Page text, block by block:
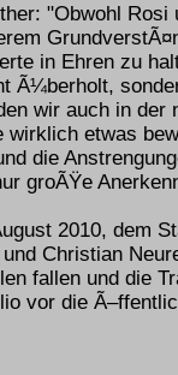
"Obwohl
in Ehren zu
Ã¼berholt,
wir auch in
wirklich etwas
die
groÃŸe
2010, dem
Christian
fallen und die
vor die